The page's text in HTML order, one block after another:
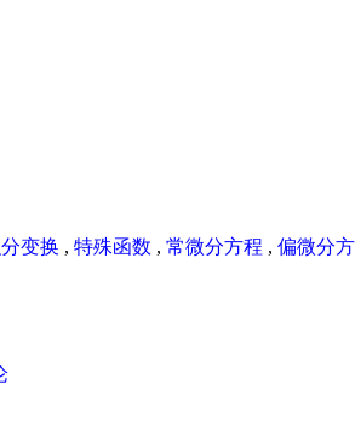
变换 , 特殊函数 , 常微分方程 , 偏微分